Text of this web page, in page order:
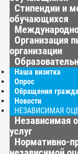
Стипендии и
обучающихся
Организация
организации
Наша визитка
Опрос
Обращения
Новости
НЕЗАВИСИМАЯ
Независимая
услуг
Нормативно-